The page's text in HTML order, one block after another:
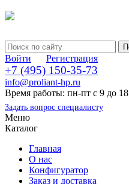
Войти Регистрация
+7 (495) 150-35-73
info@proliant-hp.ru
Время работы: пн-пт с 9 до 18
Задать вопрос специалисту
Меню
Каталог
Главная
О нас
Конфигуратор
Заказ и доставка